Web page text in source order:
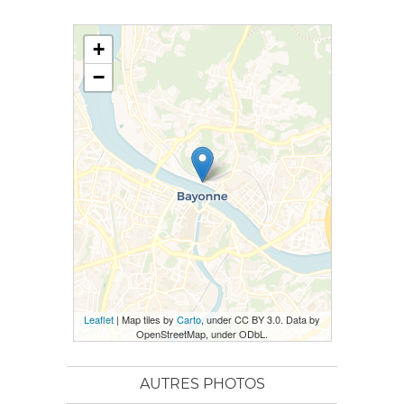
+
−
Leaflet | Map tiles by Carto, under CC BY 3.0. Data by
OpenStreetMap, under ODbL.
AUTRES PHOTOS